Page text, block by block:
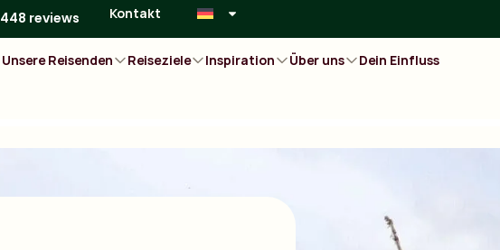
448 reviews Kontakt
Unsere Reisenden Reiseziele Inspiration Über uns
Dein Einfluss